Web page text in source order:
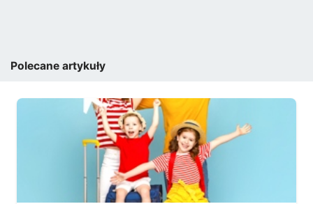
Polecane artykuły